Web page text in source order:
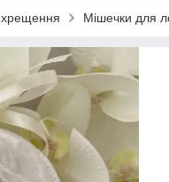
Мішечки для